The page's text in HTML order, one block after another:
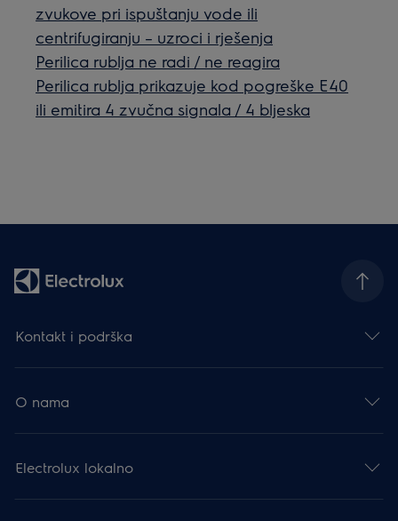
zvukove pri ispuštanju vode ili
centrifugiranju – uzroci i rješenja
Perilica rublja ne radi / ne reagira
Perilica rublja prikazuje kod pogreške E40
ili emitira 4 zvučna signala / 4 bljeska
Kontakt i podrška
O nama
Electrolux lokalno